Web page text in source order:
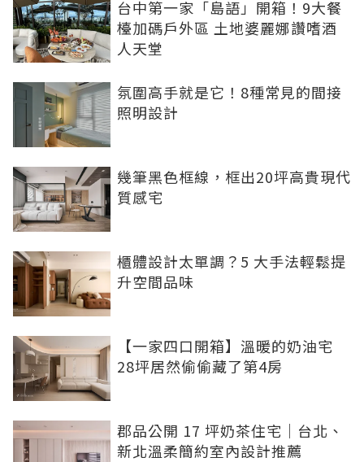
台中第一家「島語」開箱！9大餐
檯加碼戶外區 土地婆麗娜讚嗜酒
人天堂
氛圍高手就是它！8種常見的間接
照明設計
幾筆黑色框線，框出20坪高貴現代
質感宅
櫃體設計太單調？5 大手法輕鬆提
升空間品味
【一家四口開箱】溫暖的奶油宅
28坪居然偷偷藏了第4房
郡品公開 17 坪奶茶住宅｜台北、
新北溫柔簡約室內設計推薦